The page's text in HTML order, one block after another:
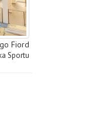
Fiord
Sportu